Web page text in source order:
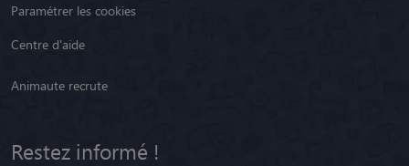
Paramétrer les cookies
Centre d'aide
Animaute recrute
Restez informé !